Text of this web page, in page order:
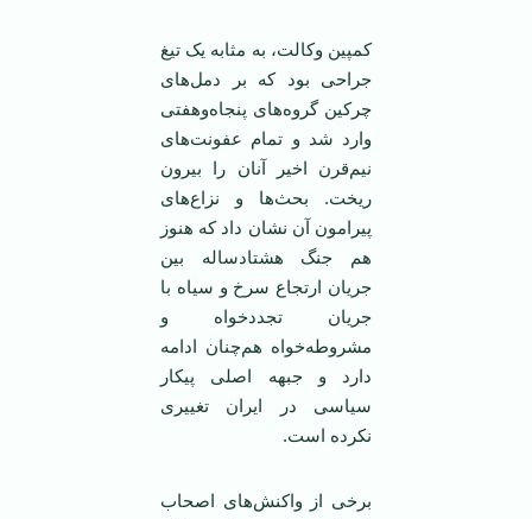
کمپین وکالت، به مثابه یک تیغ
جراحی بود که بر دمل‌های
چرکین گروه‌های پنجاه‌وهفتی
وارد شد و تمام عفونت‌های
نیم‌قرن اخیر آنان را بیرون
ریخت. بحث‌ها و نزاع‌های
پیرامون آن نشان داد که هنوز
هم جنگ هشتادساله بین
جریان ارتجاع سرخ و سیاه با
جریان تجددخواه و
مشروطه‌خواه هم‌چنان ادامه
دارد و جبهه اصلی پیکار
سیاسی در ایران تغییری
نکرده است.
برخی از واکنش‌های اصحاب